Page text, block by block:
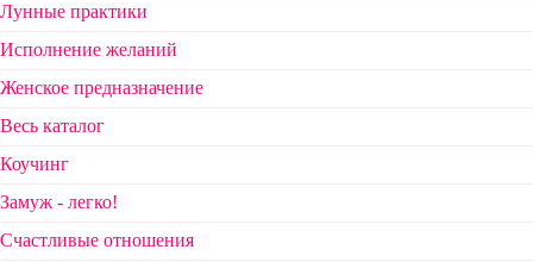
Лунные практики
Исполнение желаний
Женское предназначение
Весь каталог
Коучинг
Замуж - легко!
Счастливые отношения